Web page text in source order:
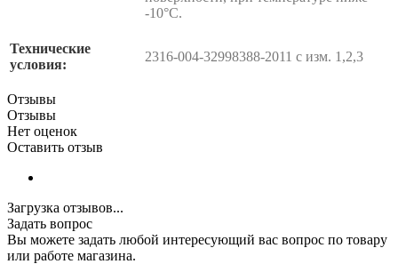
-10°С.
Технические
условия:
2316-004-32998388-2011 с изм. 1,2,3
Отзывы
Отзывы
Нет оценок
Оставить отзыв
Загрузка отзывов...
Задать вопрос
Вы можете задать любой интересующий вас вопрос по товару
или работе магазина.